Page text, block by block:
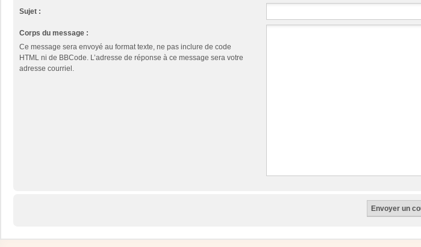
Sujet :
Corps du message :
Ce message sera envoyé au format texte, ne pas inclure de code
HTML ni de BBCode. L’adresse de réponse à ce message sera votre
adresse courriel.